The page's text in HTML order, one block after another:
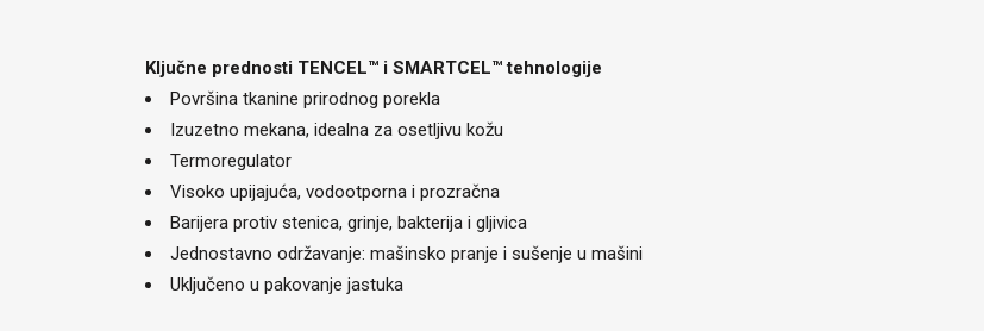
Ključne prednosti TENCEL™ i SMARTCEL™ tehnologije
Površina tkanine prirodnog porekla
Izuzetno mekana, idealna za osetljivu kožu
Termoregulator
Visoko upijajuća, vodootporna i prozračna
Barijera protiv stenica, grinje, bakterija i gljivica
Jednostavno održavanje: mašinsko pranje i sušenje u mašini
Uključeno u pakovanje jastuka